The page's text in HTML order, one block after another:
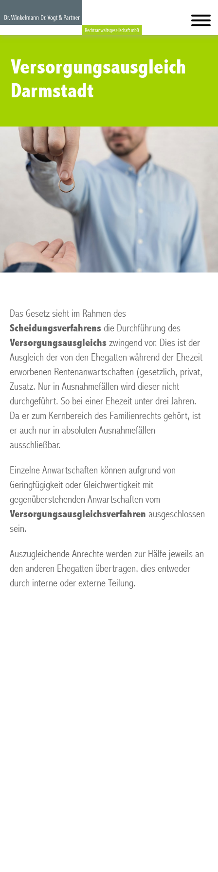
Versorgungsausgleich
Darmstadt
Das Gesetz sieht im Rahmen des
Scheidungsverfahrens die Durchführung des
Versorgungsausgleichs zwingend vor. Dies ist der
Ausgleich der von den Ehegatten während der Ehezeit
erworbenen Rentenanwartschaften (gesetzlich, privat,
Zusatz. Nur in Ausnahmefällen wird dieser nicht
durchgeführt. So bei einer Ehezeit unter drei Jahren.
Da er zum Kernbereich des Familienrechts gehört, ist
er auch nur in absoluten Ausnahmefällen
ausschließbar.
Einzelne Anwartschaften können aufgrund von
Geringfügigkeit oder Gleichwertigkeit mit
gegenüberstehenden Anwartschaften vom
Versorgungsausgleichsverfahren ausgeschlossen
sein.
Auszugleichende Anrechte werden zur Hälfe jeweils an
den anderen Ehegatten übertragen, dies entweder
durch interne oder externe Teilung.